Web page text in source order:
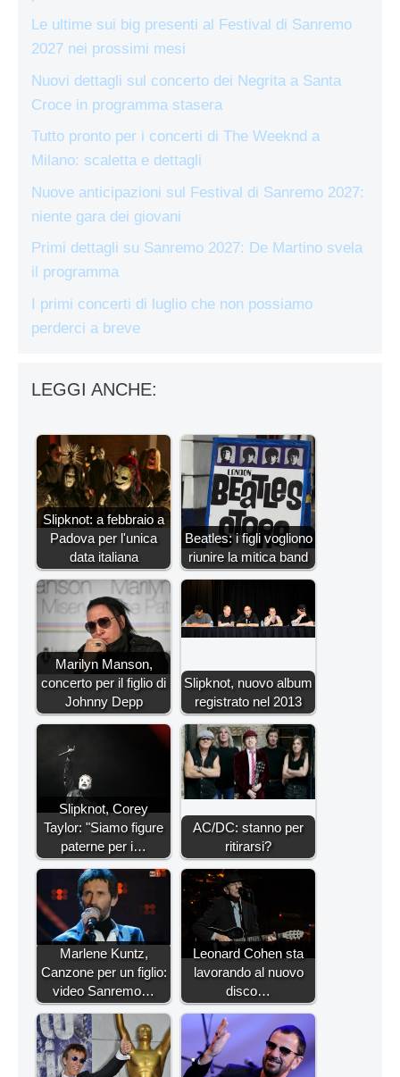
Le ultime sui big presenti al Festival di Sanremo
2027 nei prossimi mesi
Nuovi dettagli sul concerto dei Negrita a Santa
Croce in programma stasera
Tutto pronto per i concerti di The Weeknd a
Milano: scaletta e dettagli
Nuove anticipazioni sul Festival di Sanremo 2027:
niente gara dei giovani
Primi dettagli su Sanremo 2027: De Martino svela
il programma
I primi concerti di luglio che non possiamo
perderci a breve
LEGGI ANCHE:
Slipknot: a febbraio a
Padova per l'unica
data italiana
Beatles: i figli vogliono
riunire la mitica band
Marilyn Manson,
concerto per il figlio di
Johnny Depp
Slipknot, nuovo album
registrato nel 2013
Slipknot, Corey
Taylor: "Siamo figure
paterne per i…
AC/DC: stanno per
ritirarsi?
Marlene Kuntz,
Canzone per un figlio:
video Sanremo…
Leonard Cohen sta
lavorando al nuovo
disco…